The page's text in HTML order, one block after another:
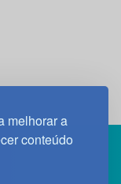
melhorar a
conteúdo